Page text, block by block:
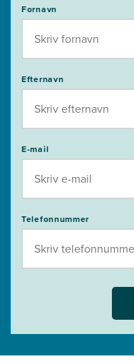
Fornavn
Efternavn
E-mail
Telefonnummer